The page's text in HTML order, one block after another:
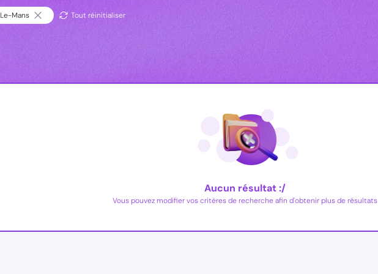
Le-Mans Tout réinitialiser
Aucun résultat :/
Vous pouvez modifier vos critères de recherche afin d'obtenir plus de résultats